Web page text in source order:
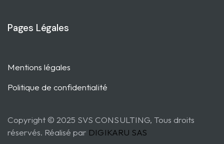
Pages Légales
Mentions légales
Politique de confidentialité
Copyright © 2025 SVS CONSULTING, Tous droits
réservés. Réalisé par DIGIKARU SAS